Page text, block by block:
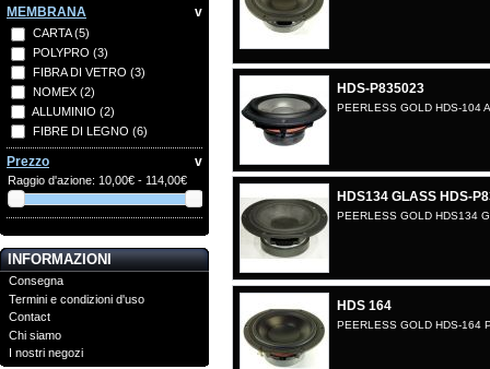
MEMBRANA v
CARTA(5)
POLYPRO (3)
FIBRA DI VETRO (3)
NOMEX (2)
ALLUMINIO (2)
FIBRE DI LEGNO (6)
Prezzo v
Raggio d'azione: 10,00€ - 114,00€
INFORMAZIONI
Consegna
Termini e condizioni d'uso
Contact
Chi siamo
I nostri negozi
HDS-P835023
PEERLESS GOLD HDS-104
HDS134 GLASS HDS-
PEERLESS GOLD HDS134
HDS 164
PEERLESS GOLD HDS-164